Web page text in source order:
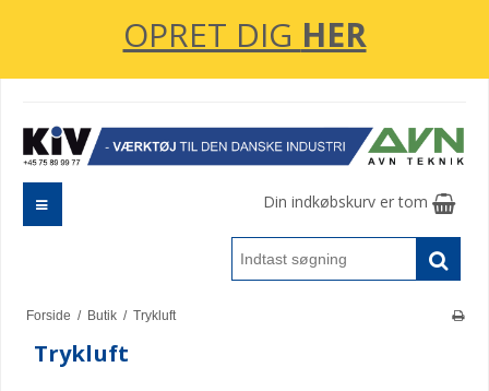
OPRET DIG HER
Din indkøbskurv er tom
Forside / Butik / Trykluft
Trykluft